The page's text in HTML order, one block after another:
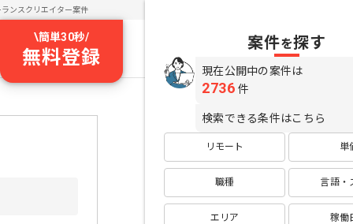
ランスクリエイター案件
\簡単30秒/
無料登録
案件を探す
現在公開中の案件は
2736 件
検索できる条件はこちら
リモート 単
職種 言語・
エリア 稼働